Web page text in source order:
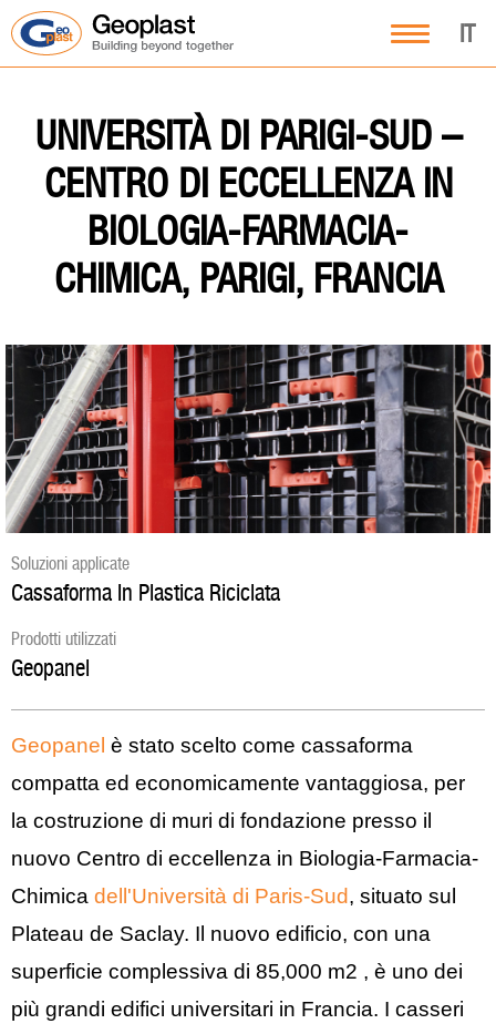
IT
UNIVERSITÀ DI PARIGI-SUD –
CENTRO DI ECCELLENZA IN
BIOLOGIA-FARMACIA-
CHIMICA, PARIGI, FRANCIA
Soluzioni applicate
Cassaforma In Plastica Riciclata
Prodotti utilizzati
Geopanel
Geopanel è stato scelto come cassaforma
compatta ed economicamente vantaggiosa, per
la costruzione di muri di fondazione presso il
nuovo Centro di eccellenza in Biologia-Farmacia-
Chimica dell'Università di Paris-Sud, situato sul
Plateau de Saclay. Il nuovo edificio, con una
superficie complessiva di 85,000 m2 , è uno dei
più grandi edifici universitari in Francia. I casseri